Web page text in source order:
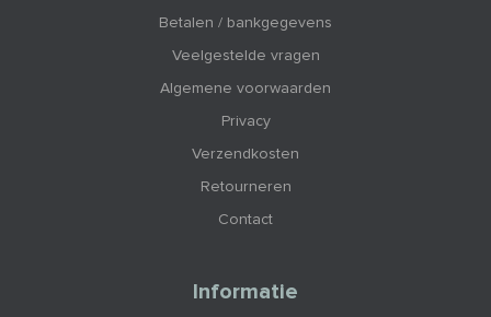
Betalen / bankgegevens
Veelgestelde vragen
Algemene voorwaarden
Privacy
Verzendkosten
Retourneren
Contact
Informatie